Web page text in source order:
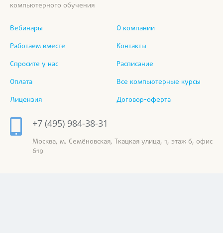
компьютерного обучения
Вебинары
Работаем вместе
Спросите у нас
Оплата
Лицензия
О компании
Контакты
Расписание
Все компьютерные курсы
Договор-оферта
+7 (495) 984-38-31
Москва, м. Семёновская, Ткацкая улица, 1, этаж 6, офис
619